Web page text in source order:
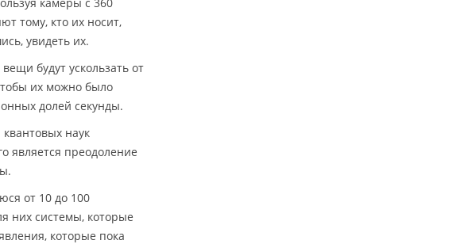
тому, кто их носит,
увидеть их.
будут ускользать от
их можно было
долей секунды.
наук
является преодоление
от 10 до 100
них системы, которые
которые пока